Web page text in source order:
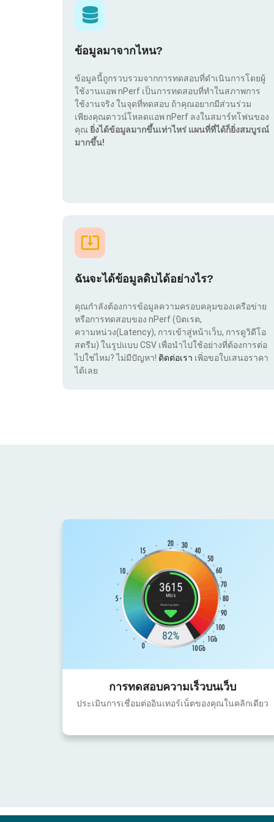
ข้อมูลมาจากไหน?
ข้อมูลนี้ถูกรวบรวมจากการทดสอบที่ดำเนินการโดยผู้
ใช้งานแอพ nPerf เป็นการทดสอบที่ทำในสภาพการ
ใช้งานจริง ในจุดที่ทดสอบ ถ้าคุณอยากมีส่วนร่วม
เพียงคุณดาวน์โหลดแอพ nPerf ลงในสมาร์ทโฟนของ
คุณยิ่งได้ข้อมูลมากขึ้นเท่าไหร่ แผนที่ที่ได้ก็ยิ่งสมบูรณ์
มากขึ้น!
ฉันจะได้ข้อมูลดิบได้อย่างไร?
คุณกำลังต้องการข้อมูลความครอบคลุมของเครือข่าย
หรือการทดสอบของ nPerf (บิตเรต,
ความหน่วง(Latency), การเข้าสู่หน้าเว็บ, การดูวิดีโอ
สตรีม) ในรูปแบบ CSV เพื่อนำไปใช้อย่างที่ต้องการต่อ
ไปใช่ไหม? ไม่มีปัญหา! ติดต่อเรา เพิ่อขอใบเสนอราคา
ได้เลย
การทดสอบความเร็วบนเว็บ
ประเมินการเชื่อมต่ออินเทอร์เน็ตของคุณในคลิกเดียว